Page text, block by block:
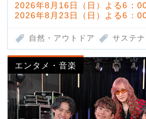
2026年8月16日（日）よる6：
2026年8月23日（日）よる6：
自然・アウトドア サステ
エンタメ・音楽